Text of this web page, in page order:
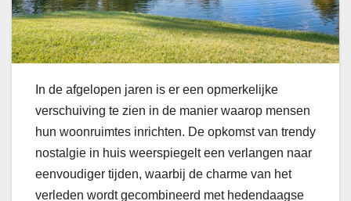
In de afgelopen jaren is er een opmerkelijke
verschuiving te zien in de manier waarop mensen
hun woonruimtes inrichten. De opkomst van trendy
nostalgie in huis weerspiegelt een verlangen naar
eenvoudiger tijden, waarbij de charme van het
verleden wordt gecombineerd met hedendaagse